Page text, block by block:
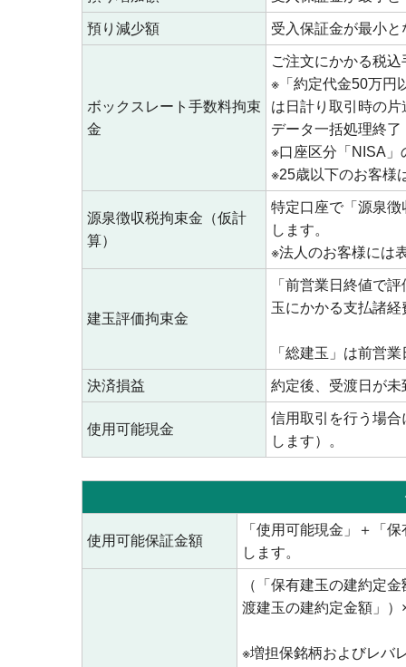
預り減少額 受入保証金が最小
ボックスレート手数料拘束
金
ご注文にかかる税
※「約定代金50万円
は日計り取引時の
データ一括処理終
※口座区分「NISA」
※25歳以下のお客様
源泉徴収税拘束金（仮計
算）
特定口座で「源泉
します。
※法人のお客様には
建玉評価拘束金
「前営業日終値で
玉にかかる支払諸
「総建玉」は前営
決済損益 約定後、受渡日が
使用可能現金
信用取引を行う場
します）。
使用可能保証金額
「使用可能現金」＋「
します。
（「保有建玉の建約定
渡建玉の建約定金額」
※増担保銘柄およびレバ